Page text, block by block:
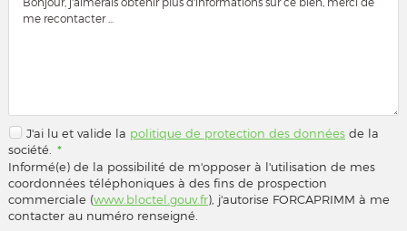
J'ai lu et valide la politique de protection des donnéesde la
société.
*
Informé(e) de la possibilité de m'opposer à l'utilisation de mes
coordonnées téléphoniques à des fins de prospection
commerciale (www.bloctel.gouv.fr), j'autorise FORCAPRIMM à me
contacter au numéro renseigné.